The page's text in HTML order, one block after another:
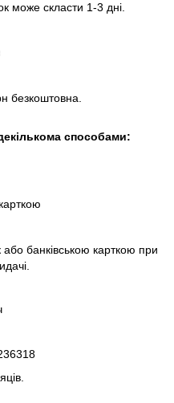
може скласти 1-3 дні.
безкоштовна.
способами:
банківською карткою при